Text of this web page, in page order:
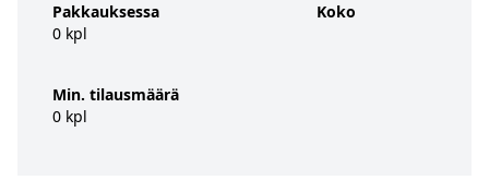
Pakkauksessa
0 kpl
Min. tilausmäärä
0 kpl
Koko